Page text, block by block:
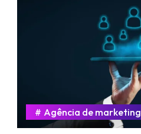
Agência de marketing